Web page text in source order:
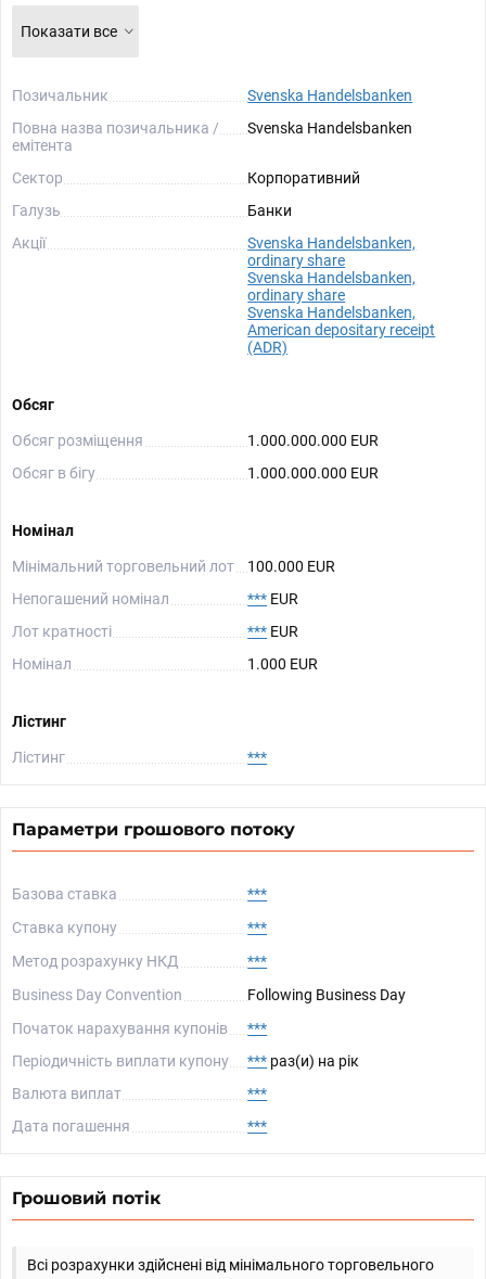
Показати все
Позичальник
Svenska Handelsbanken
Повна назва позичальника /
емітента
Svenska Handelsbanken
Сектор
Корпоративний
Галузь
Банки
Акції
Svenska Handelsbanken,
ordinary share
Svenska Handelsbanken,
ordinary share
Svenska Handelsbanken,
American depositary receipt
(ADR)
Обсяг
Обсяг розміщення
1.000.000.000 EUR
Обсяг в бігу
1.000.000.000 EUR
Номінал
Мінімальний торговельний лот
100.000 EUR
Непогашений номінал
*** EUR
Лот кратності
*** EUR
Номінал
1.000 EUR
Лістинг
Лістинг ***
Параметри грошового потоку
Базова ставка
***
Ставка купону
***
Метод розрахунку НКД
***
Business Day Convention
Following Business Day
Початок нарахування купонів
***
Періодичність виплати купону
*** раз(и) на рік
Валюта виплат
***
Дата погашення
***
Грошовий потік
Всі розрахунки здійснені від мінімального торговельного